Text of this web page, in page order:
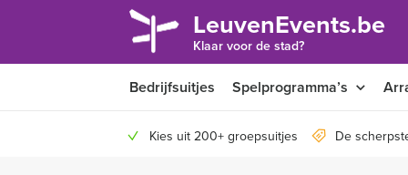
LeuvenEvents.be
Klaar voor de stad?
Bedrijfsuitjes Spelprogramma’s
Kies uit 200+ groepsuitjes De